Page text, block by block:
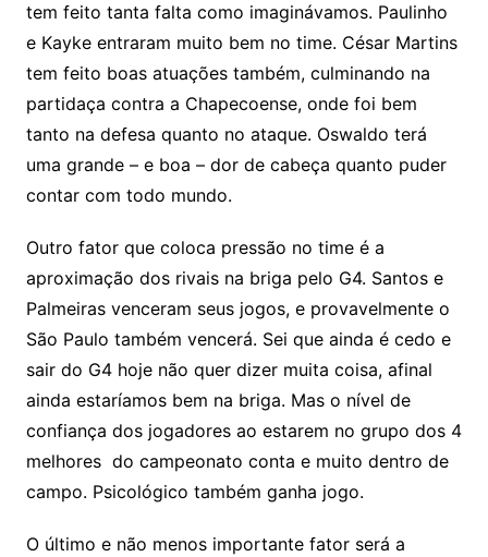
tem feito tanta falta como imaginávamos. Paulinho
e Kayke entraram muito bem no time. César Martins
tem feito boas atuações também, culminando na
partidaça contra a Chapecoense, onde foi bem
tanto na defesa quanto no ataque. Oswaldo terá
uma grande – e boa – dor de cabeça quanto puder
contar com todo mundo.
Outro fator que coloca pressão no time é a
aproximação dos rivais na briga pelo G4. Santos e
Palmeiras venceram seus jogos, e provavelmente o
São Paulo também vencerá. Sei que ainda é cedo e
sair do G4 hoje não quer dizer muita coisa, afinal
ainda estaríamos bem na briga. Mas o nível de
confiança dos jogadores ao estarem no grupo dos 4
melhores do campeonato conta e muito dentro de
campo. Psicológico também ganha jogo.
O último e não menos importante fator será a